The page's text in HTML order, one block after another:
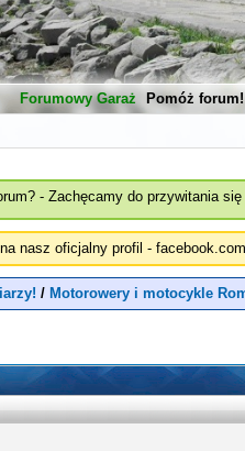
Forumowy Garaż Pomóż forum!
- Zachęcamy do przywitania
nasz oficjalny profil -
/ Motorowery i motocykle